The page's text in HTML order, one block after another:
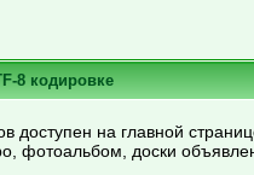
8 кодировке
доступен на главной
фотоальбом, доски